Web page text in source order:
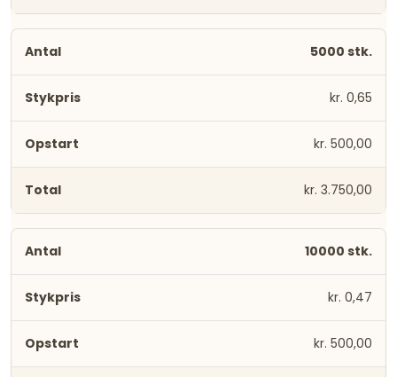
5000 stk.
kr. 0,65
kr. 500,00
kr. 3.750,00
10000 stk.
kr. 0,47
kr. 500,00